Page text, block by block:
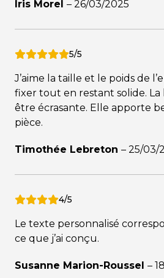
Iris Morel – 26/03/2025
5/5
J’aime la taille et le poids de
fixer tout en restant solide. La
être écrasante. Elle apporte
pièce.
Timothée Lebreton – 25/03/
4/5
Le texte personnalisé
ce que j’ai conçu.
Susanne Marion-Roussel –